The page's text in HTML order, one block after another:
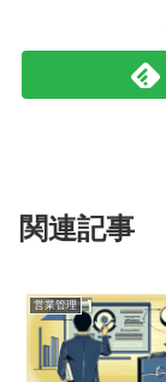
関連記事
営業管理